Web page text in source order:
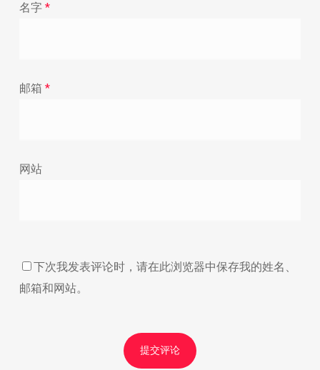
名字 *
邮箱 *
网站
下次我发表评论时，请在此浏览器中保存我的姓名、
邮箱和网站。